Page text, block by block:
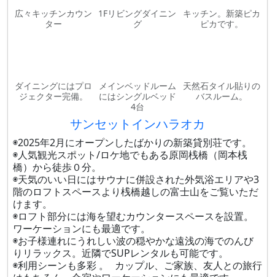
広々キッチンカウン
ター
1Fリビングダイニン
グ
キッチン。新築ピカ
ピカです。
ダイニングにはプロ
ジェクター完備。
メインベッドルーム
にはシングルベッド
4台
天然石タイル貼りの
バスルーム。
サンセットインハラオカ
◉2025年2月にオープンしたばかりの新築貸別荘です。
◉人気観光スポット/ロケ地でもある原岡桟橋（岡本桟
橋）から徒歩０分。
◉天気のいい日にはサウナに併設された外気浴エリアや3
階のロフトスペースより桟橋越しの富士山をご覧いただ
けます。
◉ロフト部分には海を望むカウンタースペースを設置。
ワーケーションにも最適です。
◉お子様連れにうれしい波の穏やかな遠浅の海でのんび
りリラックス。近隣でSUPレンタルも可能です。
◉利用シーンも多彩 。 カップル、ご家族、友人との旅行